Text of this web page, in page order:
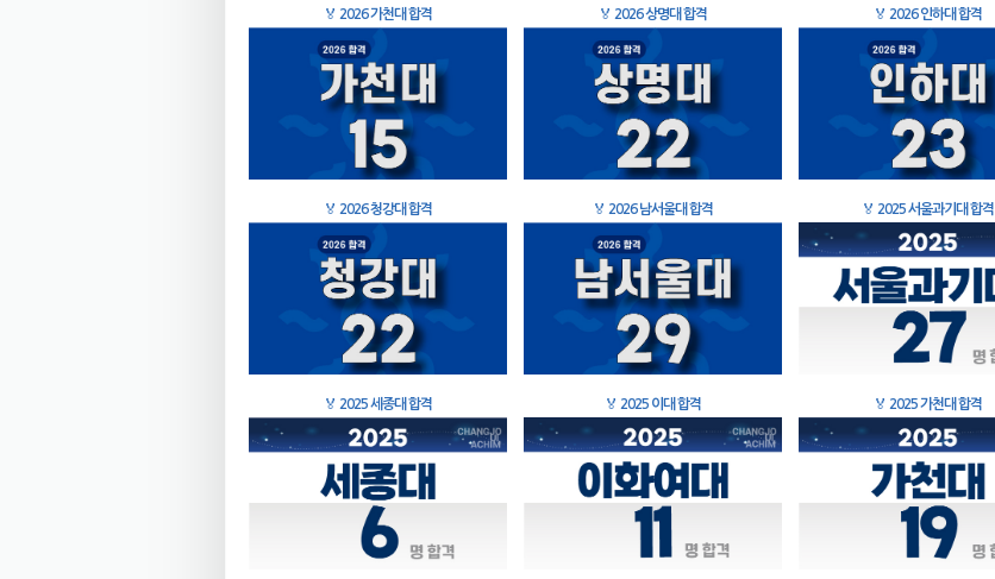
🏅 2026 가천대 합격 🏅 2026 상명대 합격 🏅 2026 인하대 합격
🏅 2026 청강대 합격 🏅 2026 남서울대 합격 🏅 2025 서울과기대 합격
🏅 2025 세종대 합격 🏅 2025 이대 합격 🏅 2025 가천대 합격